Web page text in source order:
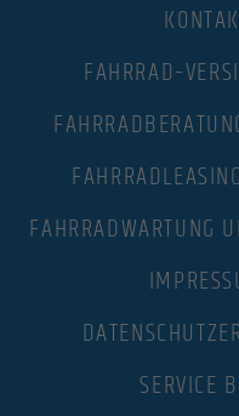
FAHRRADWARTUNG
SERVICE
Statistiken